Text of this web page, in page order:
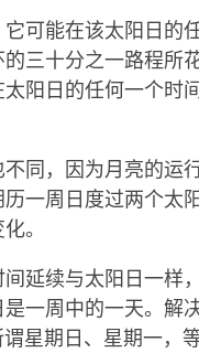
可能在该太阳日的
三十分之一路程所
阳日的任何一个时
同，因为月亮的运
一周日度过两个太阳
。
延续与太阳日一样，
一周中的一天。解
星期日、星期一，